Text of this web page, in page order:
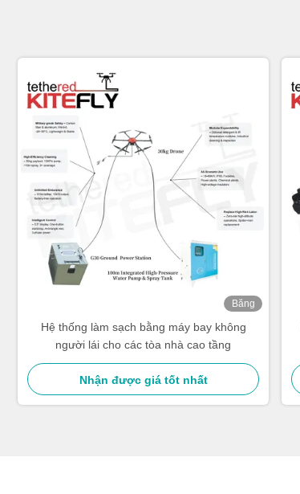
Băng
Hệ thống làm sạch bằng máy bay không
người lái cho các tòa nhà cao tầng
Nhận được giá tốt nhất